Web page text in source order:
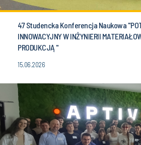
47 Studencka Konferencja Naukowa
INNOWACYJNY W INŻYNIERII
PRODUKCJĄ "
15.06.2026